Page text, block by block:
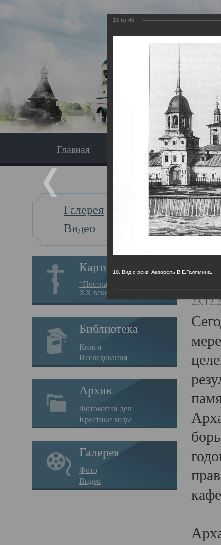
Главная Экскурсия
Галерея
Видео
Картотека
“Пострадавшие за веру в
XX веке на Севере”
Библиотека
Книги
Исследования
Архив
Фотокопии дел
Крестные ходы
Галерея
Фото
Видео
Главная
13 из 45
10. Вид с реки. Акварель В.Е.Галямина.